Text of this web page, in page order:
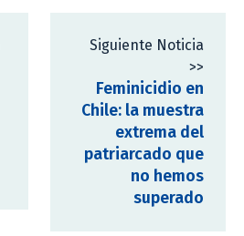
Siguiente Noticia
>>
Feminicidio en
Chile: la muestra
extrema del
patriarcado que
no hemos
superado